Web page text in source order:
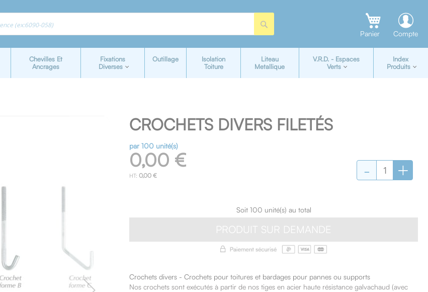
Compte
Panier
Chevilles Et
Ancrages
Fixations
Diverses
Outillage
Isolation
Toiture
Liteau
Metallique
V.R.D. - Espaces
Verts
Index
Produits
CROCHETS DIVERS FILETÉS
par 100 unité(s)
0,00 €
0,00 € - +
Soit 100 unité(s) au total
PRODUIT SUR DEMANDE
Crochets divers - Crochets pour toitures et bardages pour pannes ou supports
Nos crochets sont exécutés à partir de nos tiges en acier haute résistance galvachaud (avec